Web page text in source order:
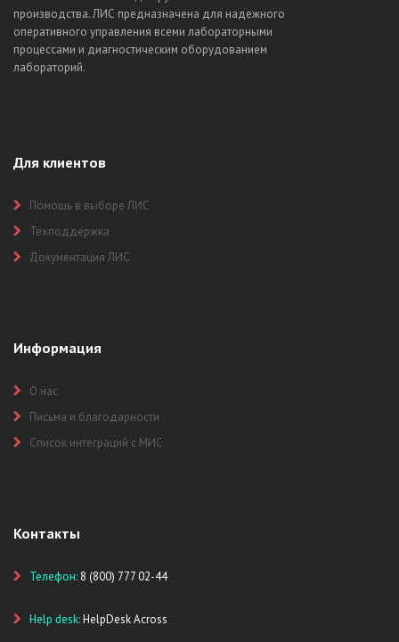
производства. ЛИС предназначена для надежного
оперативного управления всеми лабораторными
процессами и диагностическим оборудованием
лабораторий.
Для клиентов
Помощь в выборе ЛИС
Техподдержка
Документация ЛИС
Информация
О нас
Письма и благодарности
Список интеграций с МИС
Контакты
Телефон: 8 (800) 777 02-44
Help desk:HelpDesk Across